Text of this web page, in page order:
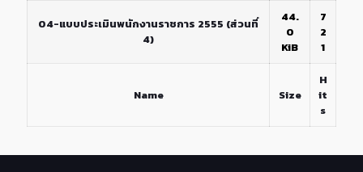
Name Size
H
it
s
04-แบบประเมินพนักงานราชการ 2555 (ส่วนที่
4)
44.
0
KiB
7
2
1